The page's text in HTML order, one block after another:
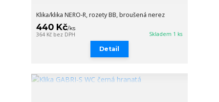
Klika/klika NERO-R, rozety BB, broušená nerez
440 Kč/ks
364 Kč bez DPH Skladem 1 ks
Detail